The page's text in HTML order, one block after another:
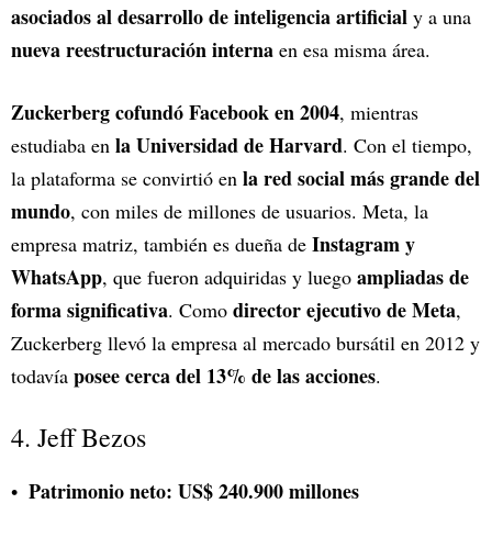
asociados al desarrollo de inteligencia artificial y a una
nueva reestructuración interna en esa misma área.
Zuckerberg cofundó Facebook en 2004, mientras
estudiaba en la Universidad de Harvard. Con el tiempo,
la plataforma se convirtió en la red social más grande del
mundo, con miles de millones de usuarios. Meta, la
empresa matriz, también es dueña de Instagram y
WhatsApp, que fueron adquiridas y luego ampliadas de
forma significativa. Como director ejecutivo de Meta,
Zuckerberg llevó la empresa al mercado bursátil en 2012 y
todavía posee cerca del 13% de las acciones.
4. Jeff Bezos
Patrimonio neto: US$ 240.900 millones